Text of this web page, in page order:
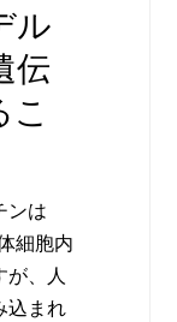
ル
伝
ンは
細胞内
が、人
込まれ